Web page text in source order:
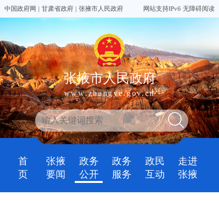
中国政府网 | 甘肃省政府 | 张掖市人民政府 网站支持IPv6 无障碍阅读
张掖市人民政府
www.zhangye.gov.cn
首
页
张掖
要闻
政务
公开
政务
服务
政民
互动
走进
张掖